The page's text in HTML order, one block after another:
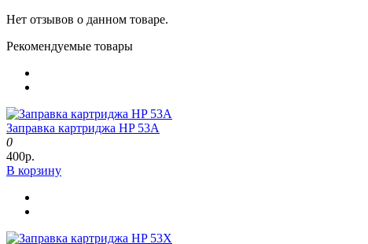
Нет отзывов о данном товаре.
Рекомендуемые товары
Заправка картриджа HP 53A
0
400р.
В корзину